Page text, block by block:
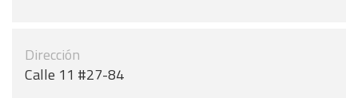
Dirección
Calle 11 #27-84